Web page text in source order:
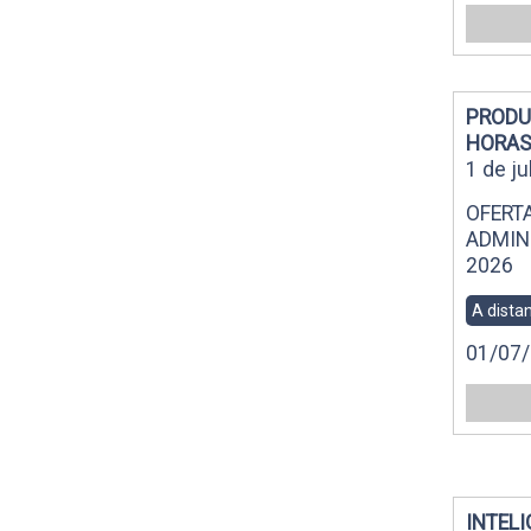
1 de
2026
A
01/